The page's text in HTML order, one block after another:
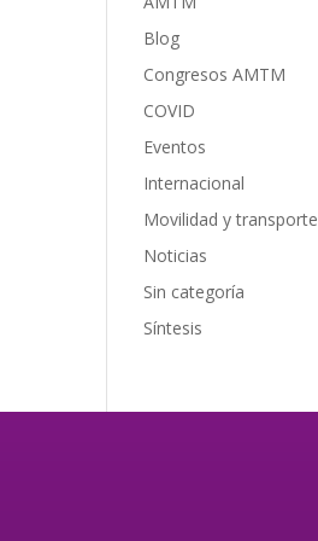
Blog
Congresos AMTM
COVID
Eventos
Internacional
Movilidad y transporte
Noticias
Sin categoría
Síntesis